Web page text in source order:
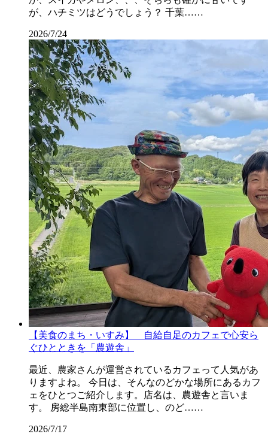
が、ハチミツはどうでしょう？ 千葉……
2026/7/24
【美食のまち・いすみ】 自給自足のカフェで心安ら
ぐひとときを「農遊舎」
最近、農家さんが運営されているカフェって人気があ
りますよね。 今日は、そんなのどかな場所にあるカフ
ェをひとつご紹介します。店名は、農遊舎と言いま
す。 房総半島南東部に位置し、のど……
2026/7/17